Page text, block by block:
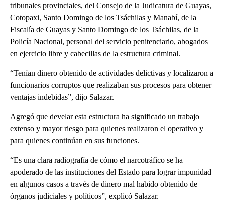
tribunales provinciales, del Consejo de la Judicatura de Guayas,
Cotopaxi, Santo Domingo de los Tsáchilas y Manabí, de la
Fiscalía de Guayas y Santo Domingo de los Tsáchilas, de la
Policía Nacional, personal del servicio penitenciario, abogados
en ejercicio libre y cabecillas de la estructura criminal.
“Tenían dinero obtenido de actividades delictivas y localizaron a
funcionarios corruptos que realizaban sus procesos para obtener
ventajas indebidas”, dijo Salazar.
Agregó que develar esta estructura ha significado un trabajo
extenso y mayor riesgo para quienes realizaron el operativo y
para quienes continúan en sus funciones.
“Es una clara radiografía de cómo el narcotráfico se ha
apoderado de las instituciones del Estado para lograr impunidad
en algunos casos a través de dinero mal habido obtenido de
órganos judiciales y políticos”, explicó Salazar.